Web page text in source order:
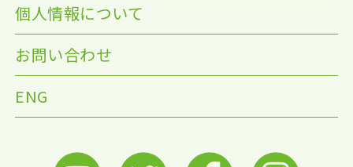
個人情報について
お問い合わせ
ENG